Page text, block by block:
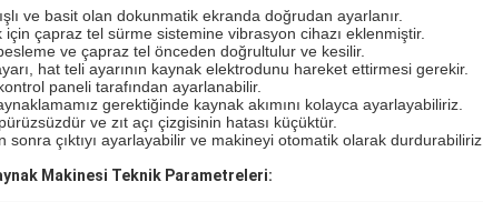
ve basit olan dokunmatik ekranda doğrudan ayarlanır.
için çapraz tel sürme sistemine vibrasyon cihazı eklenmiştir.
ve çapraz tel önceden doğrultulur ve kesilir.
hat teli ayarının kaynak elektrodunu hareket ettirmesi gerekir.
paneli tarafından ayarlanabilir.
gerektiğinde kaynak akımını kolayca ayarlayabiliriz.
ve zıt açı çizgisinin hatası küçüktür.
çıktıyı ayarlayabilir ve makineyi otomatik olarak durdurabiliriz.
Makinesi Teknik Parametreleri: